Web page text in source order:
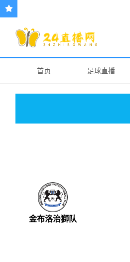
首页 足球直播
金布洛治獅队